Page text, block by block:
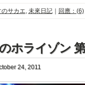
のサカエ, 未來日記｜ 回應：(6)
ホライゾン
24, 2011